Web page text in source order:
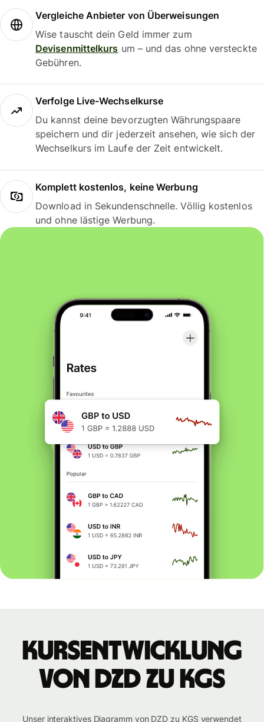
Vergleiche Anbieter von Überweisungen
Wise tauscht dein Geld immer zum
Devisenmittelkurs um – und das ohne versteckte
Gebühren.
Verfolge Live-Wechselkurse
Du kannst deine bevorzugten Währungspaare
speichern und dir jederzeit ansehen, wie sich der
Wechselkurs im Laufe der Zeit entwickelt.
Komplett kostenlos, keine Werbung
Download in Sekundenschnelle. Völlig kostenlos
und ohne lästige Werbung.
Kursentwicklung
von DZD zu KGS
Unser interaktives Diagramm von DZD zu KGS verwendet